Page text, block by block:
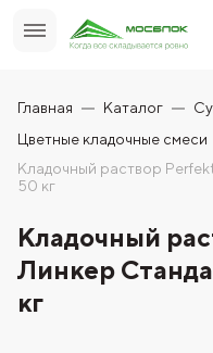
Главная Каталог
Цветные кладочные смеси
Кладочный раствор
50 кг
Кладочный
Линкер
кг